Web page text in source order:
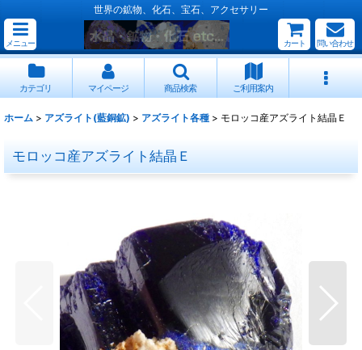
世界の鉱物、化石、宝石、アクセサリー
メニュー カート 問い合わせ
カテゴリ マイページ 商品検索 ご利用案内
ホーム > アズライト(藍銅鉱) > アズライト各種 > モロッコ産アズライト結晶Ｅ
モロッコ産アズライト結晶Ｅ